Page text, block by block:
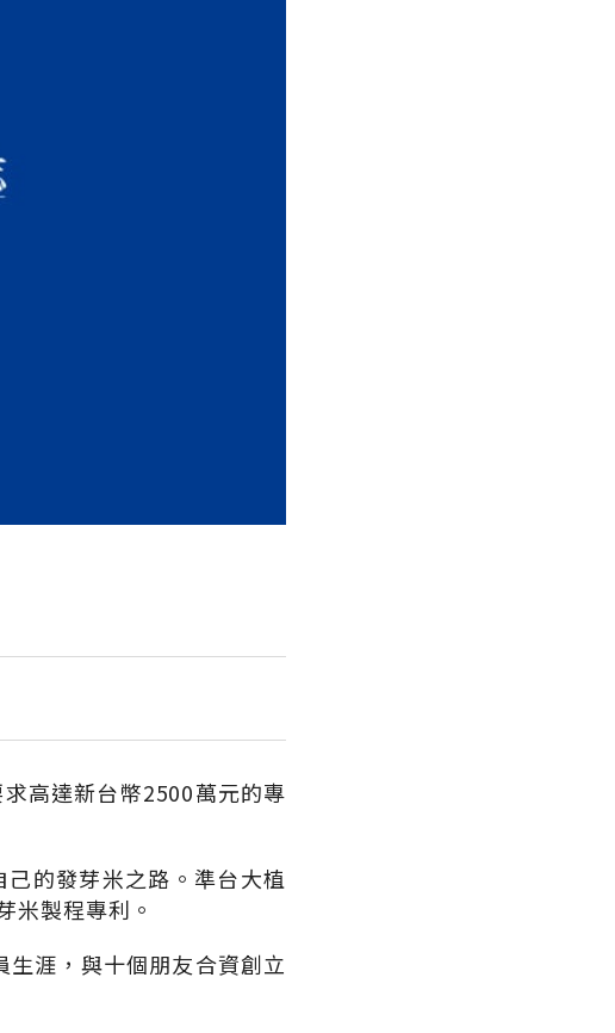
高達新台幣2500萬元的專
的發芽米之路。準台大植
米製程專利。
涯，與十個朋友合資創立